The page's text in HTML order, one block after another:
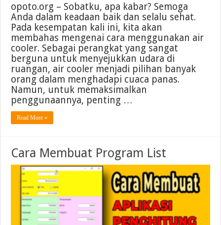
opoto.org – Sobatku, apa kabar? Semoga
Anda dalam keadaan baik dan selalu sehat.
Pada kesempatan kali ini, kita akan
membahas mengenai cara menggunakan air
cooler. Sebagai perangkat yang sangat
berguna untuk menyejukkan udara di
ruangan, air cooler menjadi pilihan banyak
orang dalam menghadapi cuaca panas.
Namun, untuk memaksimalkan
penggunaannya, penting …
Read More »
Cara Membuat Program List